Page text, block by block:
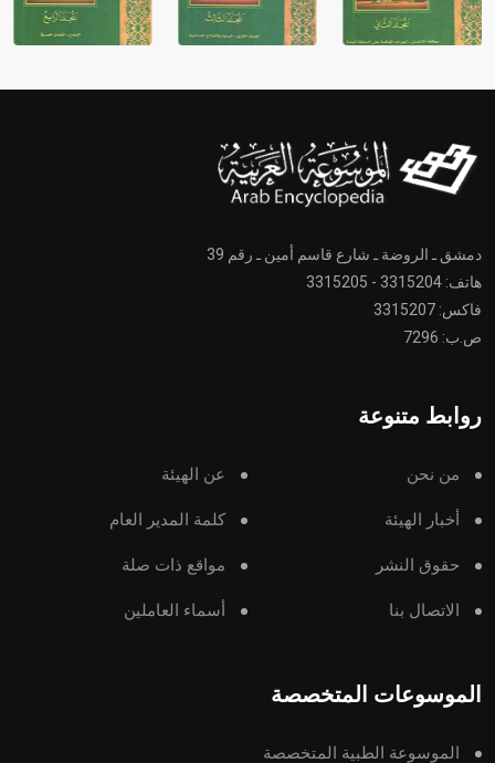
دمشق ـ الروضة ـ شارع قاسم أمين ـ رقم 39
هاتف: 3315204 - 3315205
فاكس: 3315207
ص.ب: 7296
روابط متنوعة
من نحن عن الهيئة
أخبار الهيئة كلمة المدير العام
حقوق النشر مواقع ذات صلة
الاتصال بنا أسماء العاملين
الموسوعات المتخصصة
الموسوعة الطبية المتخصصة